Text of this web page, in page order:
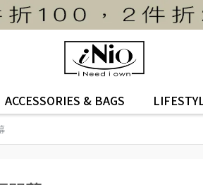
ACCESSORIES & BAGS